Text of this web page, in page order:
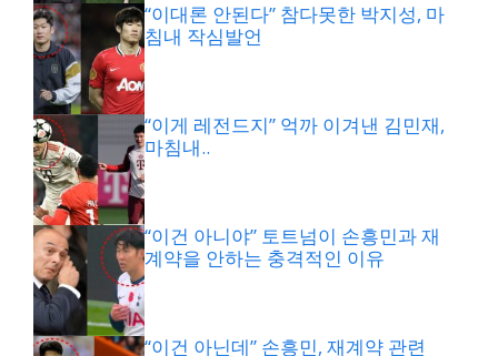
“이대론 안된다” 참다못한 박지성, 마
침내 작심발언
“이게 레전드지” 억까 이겨낸 김민재,
마침내..
“이건 아니야” 토트넘이 손흥민과 재
계약을 안하는 충격적인 이유
“이건 아닌데” 손흥민, 재계약 관련